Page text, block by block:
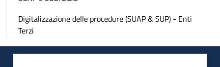
Digitalizzazione delle procedure (SUAP & SUP) - Enti
Terzi